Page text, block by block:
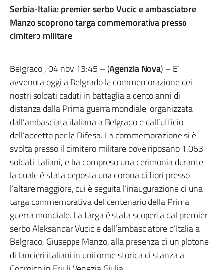
Serbia-Italia: premier serbo Vucic e ambasciatore
Manzo scoprono targa commemorativa presso
cimitero militare
Belgrado , 04 nov 13:45 – (Agenzia Nova) – E’
avvenuta oggi a Belgrado la commemorazione dei
nostri soldati caduti in battaglia a cento anni di
distanza dalla Prima guerra mondiale, organizzata
dall’ambasciata italiana a Belgrado e dall’ufficio
dell’addetto per la Difesa. La commemorazione si è
svolta presso il cimitero militare dove riposano 1.063
soldati italiani, e ha compreso una cerimonia durante
la quale è stata deposta una corona di fiori presso
l’altare maggiore, cui è seguita l’inaugurazione di una
targa commemorativa del centenario della Prima
guerra mondiale. La targa è stata scoperta dal premier
serbo Aleksandar Vucic e dall’ambasciatore d’Italia a
Belgrado, Giuseppe Manzo, alla presenza di un plotone
di lancieri italiani in uniforme storica di stanza a